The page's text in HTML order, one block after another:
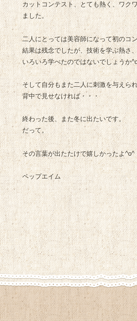
カットコンテスト、とても熱く、ワク
ました。
二人にとっては美容師になって初のコ
結果は残念でしたが、技術を学ぶ熱さ
いろいろ学べたのではないでしょうか
そして自分もまた二人に刺激を与えら
背中で見せなければ・・・
終わった後、また冬に出たいです。
だって。
その言葉が出たたけで嬉しかったよ^o^
ペップエイム